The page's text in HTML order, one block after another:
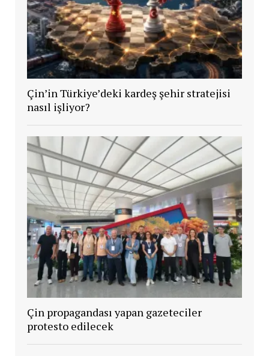
Çin’in Türkiye’deki kardeş şehir stratejisi
nasıl işliyor?
Çin propagandası yapan gazeteciler
protesto edilecek